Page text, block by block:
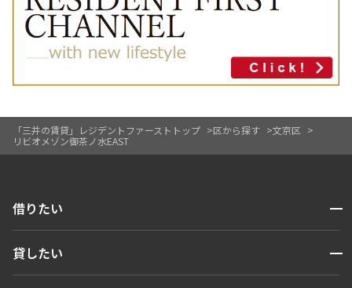
「三井の賃貸」レジデントファーストトップ 区から探す
文京区
リビオメゾン御茶ノ水EAST
借りたい 開閉
人気エリアから探す
貸したい 開閉